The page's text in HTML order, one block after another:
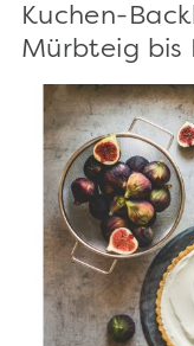
Kuchen-
Mürbteig bis